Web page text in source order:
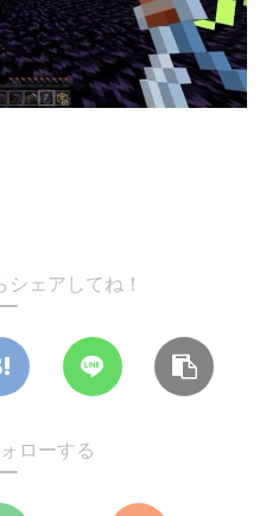
ェアしてね！
ローする